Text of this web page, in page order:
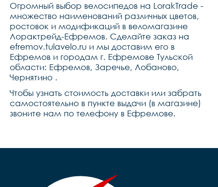
Огромный выбор велосипедов на LorakTrade -
множество наименований различных цветов,
ростовок и модификаций в веломагазине
Лорактрейд-Ефремов. Сделайте заказ на
efremov.tulavelo.ru и мы доставим его в
Ефремов и городам г. Ефремове Тульской
области: Ефремов, Заречье, Лобаново,
Чернятино .
Чтобы узнать стоимость доставки или забрать
самостоятельно в пункте выдачи (в магазине)
звоните нам по телефону в Ефремове.